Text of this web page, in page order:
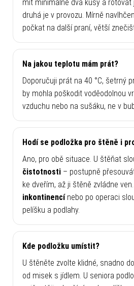
mít minimálně dva kusy a rotovat
druhá je v provozu. Mírně
počkat na další praní, větší
Na jakou teplotu mám prát?
Doporučuji prát na 40 °C, šetrný
by mohla poškodit voděodolnou
vzduchu nebo na sušáku, ne v
Hodí se podložka pro štěně i
Ano, pro obě situace. U štěňat
čistotnosti – postupně
ke dveřím, až ji štěně zvládne
inkontinencínebo po operaci
pelíšku a podlahy.
Kde podložku umístit?
U štěněte zvolte klidné, snadno
od misek s jídlem. U seniora